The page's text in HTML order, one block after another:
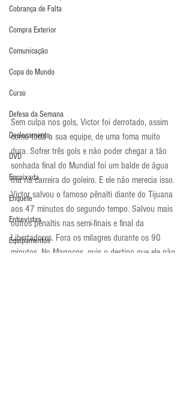
Cobrança de Falta
Compra Exterior
Comunicação
Copa do Mundo
Curso
Defesa da Semana
Deslocamento
DVD
Encaixada
Enquete
Entrevistas
Equipamentos
Sem culpa nos gols, Victor foi derrotado, assim
como toda a sua equipe, de uma foma muito
dura. Sofrer três gols e não poder chegar a tão
sonhada final do Mundial foi um balde de água
fria na carreira do goleiro. E ele não merecia isso.
Victor salvou o famoso pênalti diante do Tijuana
aos 47 minutos do segundo tempo. Salvou mais
outros pênaltis nas semi-finais e final da
Libertadores. Fora os milagres durante os 90
minutos. No Marrocos, quis o destino que ele não